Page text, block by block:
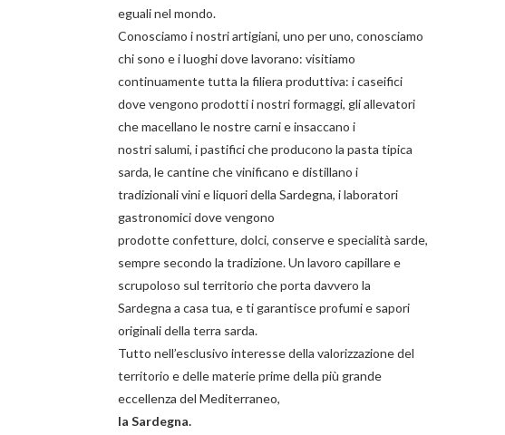
eguali nel mondo.
Conosciamo i nostri artigiani, uno per uno, conosciamo
chi sono e i luoghi dove lavorano: visitiamo
continuamente tutta la filiera produttiva: i caseifici
dove vengono prodotti i nostriformaggi, gli allevatori
che macellano le nostrecarnie insaccano i
nostri salumi, i pastifici che producono la pasta tipica
sarda, le cantine che vinificano e distillano i
tradizionalivini e liquoridella Sardegna, i laboratori
gastronomici dove vengono
prodotteconfetture, dolci, conservee specialità sarde,
sempre secondo la tradizione. Un lavoro capillare e
scrupoloso sul territorio che porta davvero la
Sardegna a casa tua, e ti garantisce profumi e sapori
originali della terra sarda.
Tutto nell’esclusivo interesse della valorizzazione del
territorio e delle materie prime della più grande
eccellenza del Mediterraneo,
la Sardegna.